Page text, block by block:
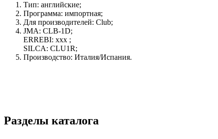
Тип: английские;
Программа: импортная;
Для производителей: Club;
JMA: CLB-1D;
ERREBI: xxx ;
SILCA: CLU1R;
Производство: Италия/Испания.
Разделы каталога